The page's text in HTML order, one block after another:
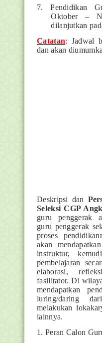
7. Pendidikan
Oktober –
dilanjutkan
Catatan: Jadwal
dan akan
Deskripsi dan
Seleksi CGP
guru penggerak
guru penggerak
proses
akan
instruktur,
pembelajaran
elaborasi,
fasilitator. Di
mendapatkan
luring/daring
melakukan
lainnya.
1. Peran Calon